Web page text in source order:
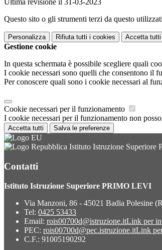
Ultima revisione il 31-03-2023
Questo sito o gli strumenti terzi da questo
Personalizza Rifiuta tutti i cookies Accetta tutti
Gestione cookie
In questa schermata è possibile scegliere quali
I cookie necessari sono quelli che consentono il
Per conoscere quali sono i cookie necessari al
Cookie necessari per il funzionamento
I cookie necessari per il funzionamento non
Accetta tutti Salva le preferenze
Istituto Istruzione
Contatti
Istituto Istruzione Superiore PRIMO LEVI
Via Manzoni, 86 - 45021 Badia Polesine
Tel: 0425 53433
Email: rois00700d@istruzione.itLink per
PEC: rois00700d@pec.istruzione.itLink
C.F.: 91005190292